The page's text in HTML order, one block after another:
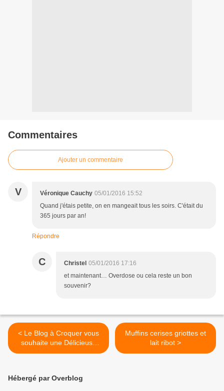
Commentaires
Ajouter un commentaire
V Véronique Cauchy 05/01/2016 15:52
Quand j'étais petite, on en mangeait tous les soirs. C'était du
365 jours par an!
Répondre
C Christel 05/01/2016 17:16
et maintenant… Overdose ou cela reste un bon
souvenir?
< Le Blog à Croquer vous
souhaite une Délicieuse
Année 2016
Muffins cerises griottes et
lait ribot >
Hébergé par Overblog